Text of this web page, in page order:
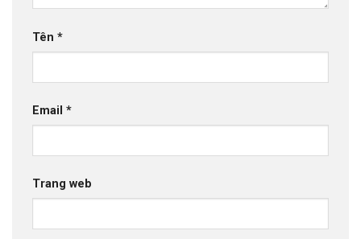
Tên *
Email *
Trang web